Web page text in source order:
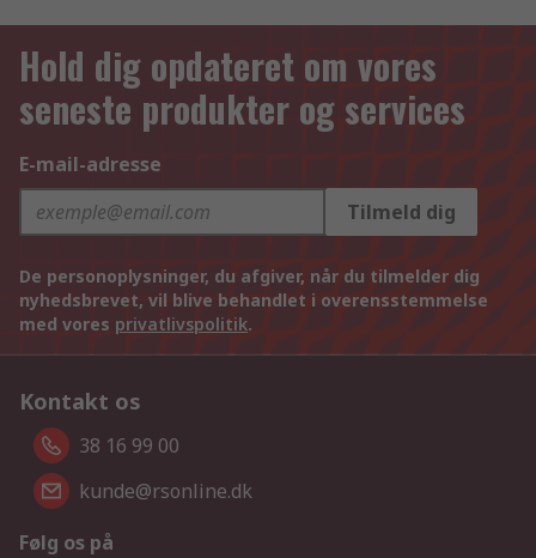
Hold dig opdateret om vores
seneste produkter og services
E-mail-adresse
Tilmeld dig
De personoplysninger, du afgiver, når du tilmelder dig
nyhedsbrevet, vil blive behandlet i overensstemmelse
med vores privatlivspolitik.
Kontakt os
38 16 99 00
kunde@rsonline.dk
Følg os på